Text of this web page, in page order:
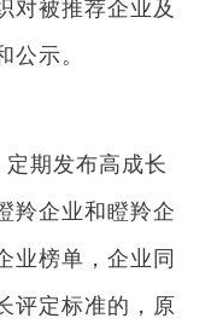
对被推荐企业及
公示。
定期发布高成长
羚企业和瞪羚企
业榜单，企业同
评定标准的，原